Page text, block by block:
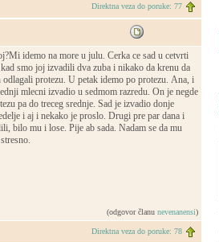
Direktna veza do poruke: 77
idemo na more u julu. Cerka ce sad u cetvrti
smo joj izvadili dva zuba i nikako da krenu da
protezu. U petak idemo po protezu. Ana, i
mlecni izvadio u sedmom razredu. On je negde
pa do treceg srednje. Sad je izvadio donje
i aj i nekako je proslo. Drugi pre par dana i
bilo mu i lose. Pije ab sada. Nadam se da mu
(odgovor članu nevenanensi)
Direktna veza do poruke: 78